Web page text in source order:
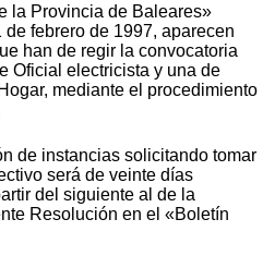
la Provincia de Baleares»
de febrero de 1997, aparecen
han de regir la convocatoria
Oficial electricista y una de
mediante el procedimiento
de instancias solicitando tomar
será de veinte días
del siguiente al de la
Resolución en el «Boletín